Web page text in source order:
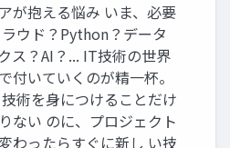
が抱える悩み いま、必要
ウド？Python？データ
ス？AI？... IT技術の世界
付いていくのが精一杯。
術を身につけることだけ
ない のに、プロジェクト
わったらすぐに新し い技